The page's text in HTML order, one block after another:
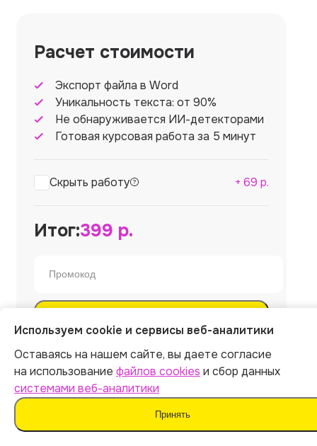
Расчет стоимости
Экспорт файла в Word
Уникальность текста: от 90%
Не обнаруживается ИИ-детекторами
Готовая курсовая работа за 5 минут
Скрыть работу + 69 р.
Итог:399 р.
Отправляя форму, вы соглашаетесь
софертой,политикой обработки персональных
данныхи даёте согласие наобработку данных
Используем cookie и сервисы веб-аналитики
Оставаясь на нашем сайте, вы даете согласие
на использование файлов cookies и сбор данных
системами веб-аналитики
Принять